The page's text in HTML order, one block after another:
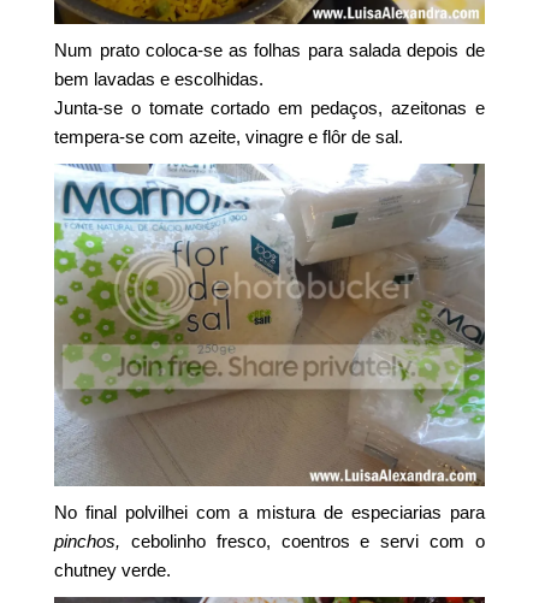
Num prato coloca-se as folhas para salada depois de
bem lavadas e escolhidas.
Junta-se o tomate cortado em pedaços, azeitonas e
tempera-se com azeite, vinagre e flôr de sal.
No final polvilhei com a mistura de especiarias para
pinchos,cebolinho fresco, coentros e servi com o
chutney verde.